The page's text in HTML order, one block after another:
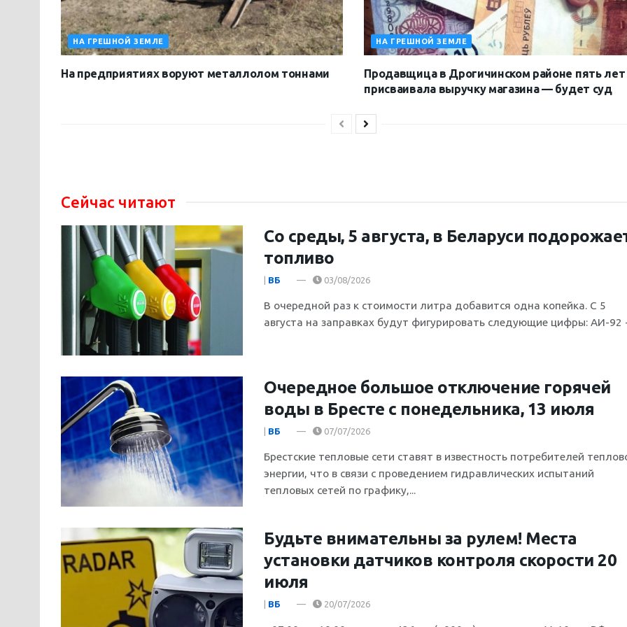
НА ГРЕШНОЙ ЗЕМЛЕ
На предприятиях воруют металлолом тоннами
НА ГРЕШНОЙ ЗЕМЛЕ
Продавщица в Дрогичинском районе пять лет
присваивала выручку магазина — будет суд
Сейчас читают
Со среды, 5 августа, в Беларуси
топливо
ВБ 03/08/2026
В очередной раз к стоимости литра добавится одна копейка. С 5
августа на заправках будут фигурировать следующие цифры: АИ-92
Очередное большое отключение горячей
воды в Бресте с понедельника, 13 июля
ВБ 07/07/2026
Брестские тепловые сети ставят в известность потребителей
энергии, что в связи с проведением гидравлических испытаний
тепловых сетей по графику,...
Будьте внимательны за рулем! Места
установки датчиков контроля скорости 20
июля
ВБ 20/07/2026